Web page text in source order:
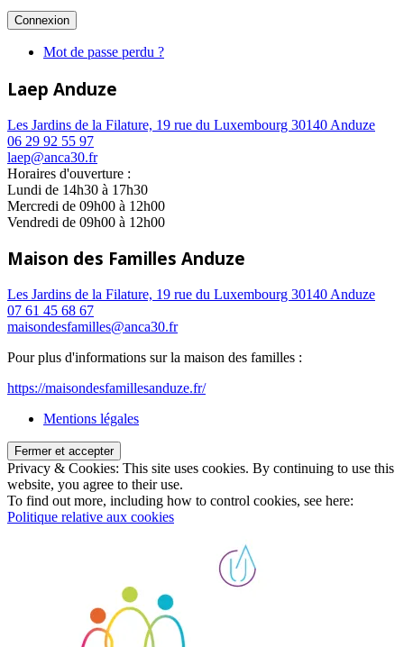
Mot de passe perdu ?
Laep Anduze
Les Jardins de la Filature, 19 rue du Luxembourg 30140 Anduze
06 29 92 55 97
laep@anca30.fr
Horaires d'ouverture :
Lundi de 14h30 à 17h30
Mercredi de 09h00 à 12h00
Vendredi de 09h00 à 12h00
Maison des Familles Anduze
Les Jardins de la Filature, 19 rue du Luxembourg 30140 Anduze
07 61 45 68 67
maisondesfamilles@anca30.fr
Pour plus d'informations sur la maison des familles :
https://maisondesfamillesanduze.fr/
Mentions légales
Privacy & Cookies: This site uses cookies. By continuing to use this
website, you agree to their use.
To find out more, including how to control cookies, see here:
Politique relative aux cookies